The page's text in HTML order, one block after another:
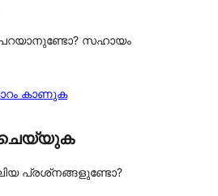
പറയാനുണ്ടോ? സഹായം
കാണുക
ചെയ്യുക
പ്രശ്‌നങ്ങളുണ്ടോ?